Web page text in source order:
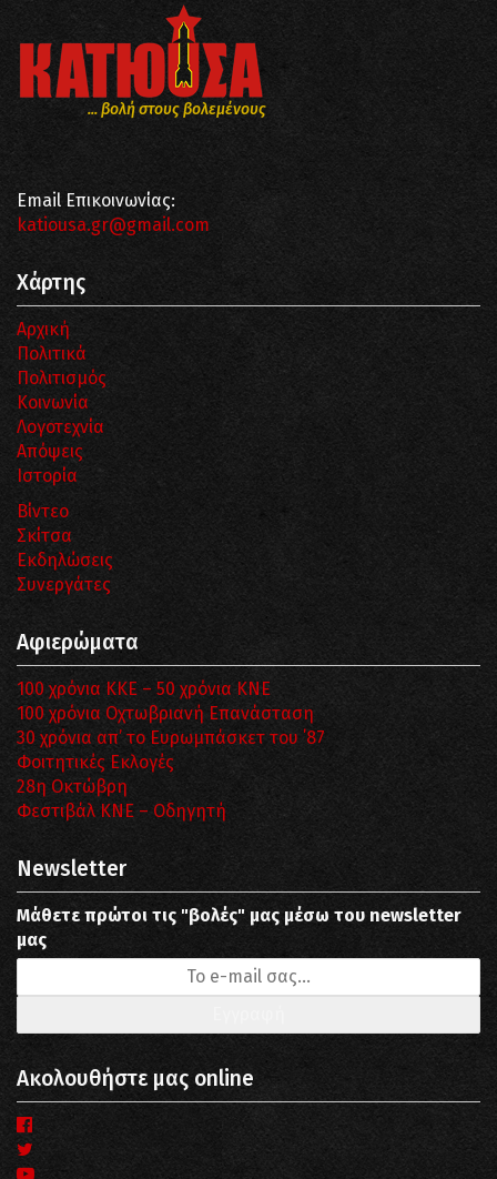
... βολή στους βολεμένους
Email Επικοινωνίας:
katiousa.gr@gmail.com
Χάρτης
Αρχική
Πολιτικά
Πολιτισμός
Κοινωνία
Λογοτεχνία
Απόψεις
Ιστορία
Βίντεο
Σκίτσα
Εκδηλώσεις
Συνεργάτες
Αφιερώματα
100 χρόνια ΚΚΕ – 50 χρόνια ΚΝΕ
100 χρόνια Οχτωβριανή Επανάσταση
30 χρόνια απ’ το Ευρωμπάσκετ του ΄87
Φοιτητικές Εκλογές
28η Οκτώβρη
Φεστιβάλ ΚΝΕ – Οδηγητή
Newsletter
Μάθετε πρώτοι τις "βολές" μας μέσω του newsletter
μας
Ακολουθήστε μας online